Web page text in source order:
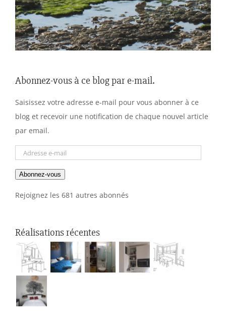
Abonnez-vous à ce blog par e-mail.
Saisissez votre adresse e-mail pour vous abonner à ce
blog et recevoir une notification de chaque nouvel article
par email.
Adresse
mail
Abonnez-vous
Rejoignez les 681 autres abonnés
Réalisations récentes